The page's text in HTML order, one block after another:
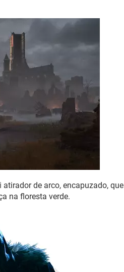
de arco, encapuzado, que
na floresta verde.